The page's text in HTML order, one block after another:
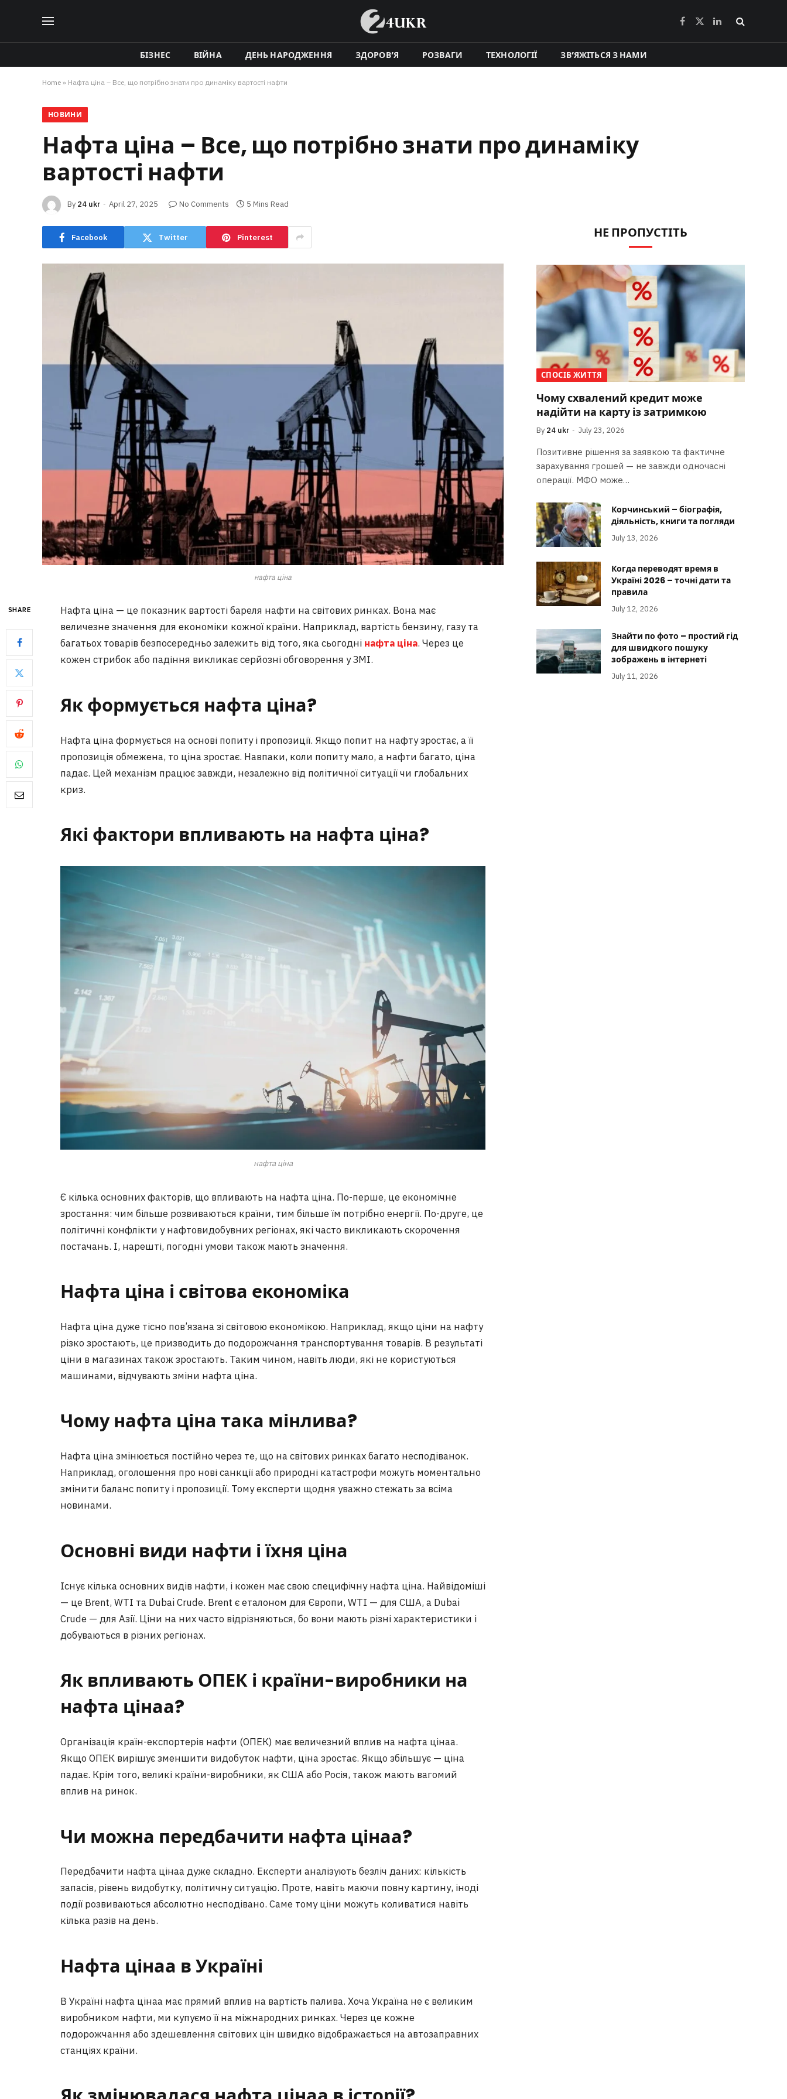
Facebook
X
LinkedIn
БІЗНЕС ВІЙНА ДЕНЬ НАРОДЖЕННЯ ЗДОРОВ’Я РОЗВАГИ ТЕХНОЛОГІЇ ЗВ’ЯЖІТЬСЯ З НАМИ
Home » Нафта ціна – Все, що потрібно знати про динаміку вартості нафти
НОВИНИ
Нафта ціна – Все, що потрібно знати про динаміку
вартості нафти
By 24 ukr April 27, 2025 No Comments 5 Mins Read
Facebook Twitter Pinterest
нафта ціна
SHARE
Нафта ціна — це показник вартості бареля нафти на світових ринках. Вона має
величезне значення для економіки кожної країни. Наприклад, вартість бензину, газу та
багатьох товарів безпосередньо залежить від того, яка сьогодні нафта ціна. Через це
кожен стрибок або падіння викликає серйозні обговорення у ЗМІ.
Як формується нафта ціна?
Нафта ціна формується на основі попиту і пропозиції. Якщо попит на нафту зростає, а її
пропозиція обмежена, то ціна зростає. Навпаки, коли попиту мало, а нафти багато, ціна
падає. Цей механізм працює завжди, незалежно від політичної ситуації чи глобальних
криз.
Які фактори впливають на нафта ціна?
нафта ціна
Є кілька основних факторів, що впливають на нафта ціна. По-перше, це економічне
зростання: чим більше розвиваються країни, тим більше їм потрібно енергії. По-друге, це
політичні конфлікти у нафтовидобувних регіонах, які часто викликають скорочення
постачань. І, нарешті, погодні умови також мають значення.
Нафта ціна і світова економіка
Нафта ціна дуже тісно пов’язана зі світовою економікою. Наприклад, якщо ціни на нафту
різко зростають, це призводить до подорожчання транспортування товарів. В результаті
ціни в магазинах також зростають. Таким чином, навіть люди, які не користуються
машинами, відчувають зміни нафта ціна.
Чому нафта ціна така мінлива?
Нафта ціна змінюється постійно через те, що на світових ринках багато несподіванок.
Наприклад, оголошення про нові санкції або природні катастрофи можуть моментально
змінити баланс попиту і пропозиції. Тому експерти щодня уважно стежать за всіма
новинами.
Основні види нафти і їхня ціна
Існує кілька основних видів нафти, і кожен має свою специфічну нафта ціна. Найвідоміші
— це Brent, WTI та Dubai Crude. Brent є еталоном для Європи, WTI — для США, а Dubai
Crude — для Азії. Ціни на них часто відрізняються, бо вони мають різні характеристики і
добуваються в різних регіонах.
Як впливають ОПЕК і країни-виробники на
нафта цінаа?
Організація країн-експортерів нафти (ОПЕК) має величезний вплив на нафта цінаа.
Якщо ОПЕК вирішує зменшити видобуток нафти, ціна зростає. Якщо збільшує — ціна
падає. Крім того, великі країни-виробники, як США або Росія, також мають вагомий
вплив на ринок.
Чи можна передбачити нафта цінаа?
Передбачити нафта цінаа дуже складно. Експерти аналізують безліч даних: кількість
запасів, рівень видобутку, політичну ситуацію. Проте, навіть маючи повну картину, іноді
події розвиваються абсолютно несподівано. Саме тому ціни можуть коливатися навіть
кілька разів на день.
Нафта цінаа в Україні
В Україні нафта цінаа має прямий вплив на вартість палива. Хоча Україна не є великим
виробником нафти, ми купуємо її на міжнародних ринках. Через це кожне
подорожчання або здешевлення світових цін швидко відображається на автозаправних
станціях країни.
НЕ ПРОПУСТІТЬ
СПОСІБ ЖИТТЯ
Чому схвалений кредит може
надійти на карту із затримкою
By 24 ukr July 23, 2026
Позитивне рішення за заявкою та фактичне
зарахування грошей — не завжди одночасні
операції. МФО може…
Корчинський – біографія,
діяльність, книги та погляди
July 13, 2026
Когда переводят время в
Україні 2026 – точні дати та
правила
July 12, 2026
Знайти по фото – простий гід
для швидкого пошуку
зображень в інтернеті
July 11, 2026